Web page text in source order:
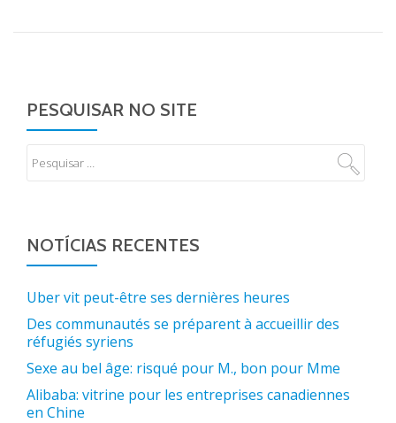
PESQUISAR NO SITE
NOTÍCIAS RECENTES
Uber vit peut-être ses dernières heures
Des communautés se préparent à accueillir des
réfugiés syriens
Sexe au bel âge: risqué pour M., bon pour Mme
Alibaba: vitrine pour les entreprises canadiennes
en Chine